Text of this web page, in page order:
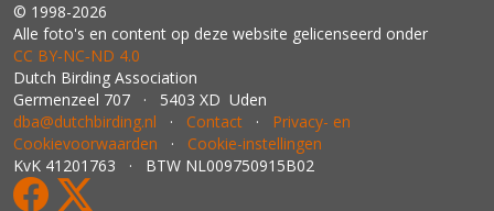
© 1998-2026
Alle foto's en content op deze website gelicenseerd onder
CC BY‑NC‑ND 4.0
Dutch Birding Association
Germenzeel 707 · 5403 XD Uden
dba@dutchbirding.nl · Contact · Privacy- en
Cookievoorwaarden · Cookie-instellingen
KvK 41201763 · BTW NL009750915B02